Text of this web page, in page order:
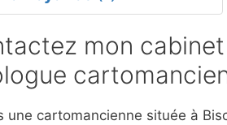
mon
une cartomancienne située à